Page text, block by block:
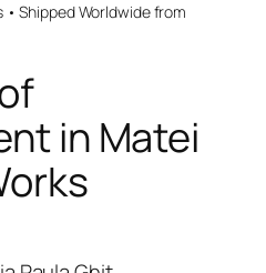
Shipped Worldwide from
in Matei